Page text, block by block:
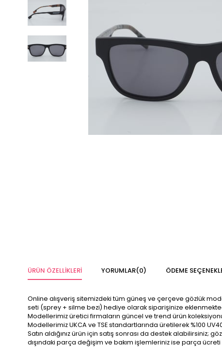
ÜRÜN ÖZELLIKLERI YORUMLAR(0) ÖDEME
Online alışveriş sitemizdeki tüm güneş ve çerçeve gözlük
seti (sprey + silme bezi) hediye olarak siparişinize
Modellerimiz üretici firmaların güncel ve trend ürün
Modellerimiz UKCA ve TSE standartlarında üretilerek %100
Satın aldığınız ürün için satış sonrası da destek
dışındaki parça değişim ve bakım işlemleriniz ise parça ücreti